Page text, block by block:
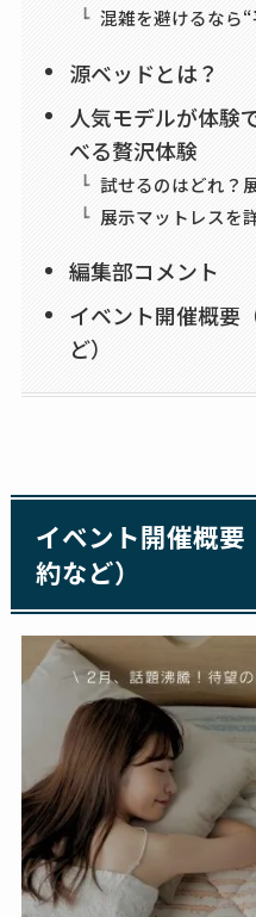
混雑を避けるなら“
源ベッドとは？
人気モデルが体験
べる贅沢体験
試せるのはどれ？
展示マットレスを
編集部コメント
イベント開催概要
ど）
イベント開催概
約など）